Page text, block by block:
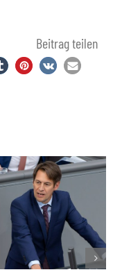
Beitrag teilen